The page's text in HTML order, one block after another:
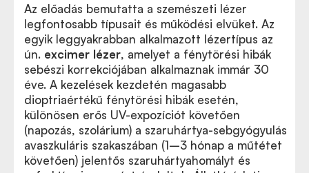
Az előadás bemutatta a szemészeti lézer
legfontosabb típusait és működési elvüket. Az
egyik leggyakrabban alkalmazott lézertípus az
ún. excimer lézer, amelyet a fénytörési hibák
sebészi korrekciójában alkalmaznak immár 30
éve. A kezelések kezdetén magasabb
dioptriaértékű fénytörési hibák esetén,
különösen erős UV-expozíciót követően
(napozás, szolárium) a szaruhártya-sebgyógyulás
avaszkuláris szakaszában (1–3 hónap a műtétet
követően) jelentős szaruhártyahomályt és